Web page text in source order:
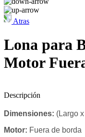
Atras
Lona para
Motor
Descripción
Dimensiones: (Largo
Motor: Fuera de borda